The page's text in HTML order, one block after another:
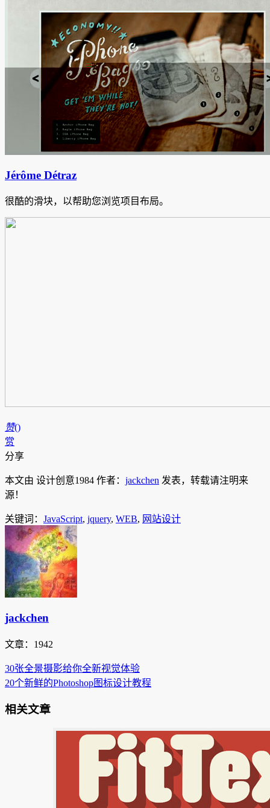
Jérôme Détraz
很酷的滑块，以帮助您浏览项目布局。
赞()
赏
分享
本文由 设计创意1984 作者： jackchen 发表，转载请注明来
源！
关键词： JavaScript, jquery, WEB, 网站设计
jackchen
文章：1942
30张全景摄影给你全新视觉体验
20个新鲜的Photoshop图标设计教程
相关文章